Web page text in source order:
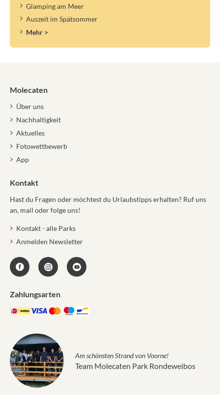
Glamping am Meer
Auszeit im Spätsommer
Mehr >
Molecaten
Über uns
Nachhaltigkeit
Aktuelles
Fotowettbewerb
App
Kontakt
Hast du Fragen oder möchtest du Urlaubstipps erhalten? Ruf uns
an, mail oder folge uns!
Kontakt - alle Parks
Anmelden Newsletter
Zahlungsarten
Am schönsten Strand von Voorne!
Team Molecaten Park Rondeweibos